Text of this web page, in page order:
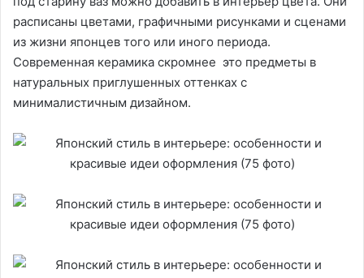
расписаны цветами, графичными рисунками и сценами
из жизни японцев того или иного периода.
Современная керамика скромнее это предметы в
натуральных приглушенных оттенках с
минималистичным дизайном.